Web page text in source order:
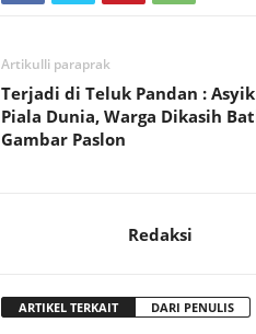
Artikulli paraprak
Terjadi di Teluk Pandan :
Piala Dunia, Warga Dikasih
Gambar Paslon
Redaksi
ARTIKEL TERKAIT DARI PENULIS